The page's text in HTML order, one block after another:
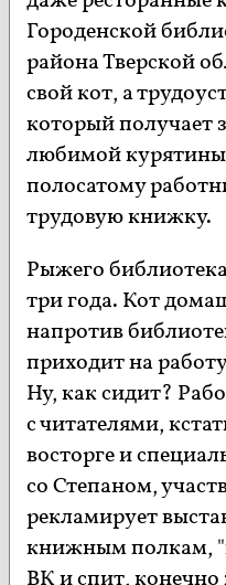
Городенской
района Тверской
свой кот, а
который получает
любимой
полосатому
трудовую книжку.
Рыжего
три года. Кот
напротив
приходит на
Ну, как сидит?
с читателями,
восторге и
со Степаном,
рекламирует
книжным полкам,